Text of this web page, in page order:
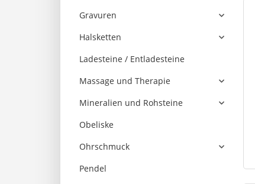
Gravuren
Halsketten
Ladesteine / Entladesteine
Massage und Therapie
Mineralien und Rohsteine
Obeliske
Ohrschmuck
Pendel